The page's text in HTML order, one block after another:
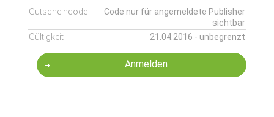
Gutscheincode
Code nur für angemeldete Publisher
sichtbar
Gültigkeit
21.04.2016 - unbegrenzt
Anmelden